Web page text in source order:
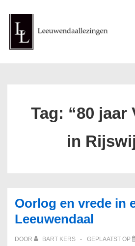
Doorgaan
naar
hoofdinhoud
Tag: “80 jaar
in
Oorlog en vrede in
Leeuwendaal
DOOR BART KERS GEPLAATST OP